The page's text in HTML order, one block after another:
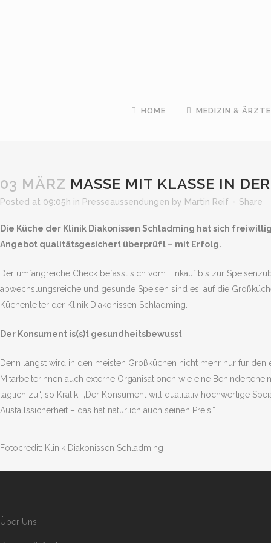
HOME MEDIZIN & ÄRZTE
03 MÄRZ MASSE MIT KLASSE IN
Posted at 09:05h in Presseaussendungen by Martin Reif Share
Die Küche der Klinik Diakonissen Schladming hat sich
Angebot qualitätsgesichert überprüft – mit Erfolg.
Der umfangreiche Check befasst sich vom Einkauf bis zur
abwechslungsreiche und gesunde Speisen sind es, auf die
Küchenleiter der Klinik Diakonissen Schladming.
Der Konsument is(s)t gesundheitsbewusst
Denn längst wird in den meisten Großküchen nicht mehr nur für
MitarbeiterInnen auch externe Organisationen wie eine
täglich zu“, so Kralik. „Der Konsument will qualitativ hochwertige
Ausfallssicherheit – das hat natürlich auch seinen Preis.“
Fotocredit: Klinik Diakonissen Schladming
Über Uns